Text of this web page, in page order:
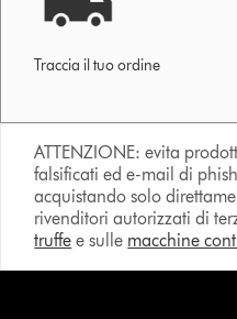
Traccia il tuo ordine
ATTENZIONE: evita
falsificati ed e-mail di
acquistando solo
rivenditori autorizzati di
truffe e sulle macchine